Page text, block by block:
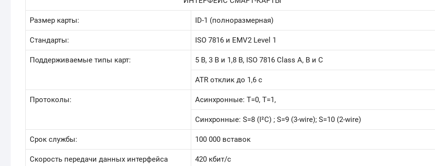
Размер карты: ID-1 (полноразмерная)
Стандарты: ISO 7816 и EMV2 Level 1
Поддерживаемые типы карт: 5 В, 3 В и 1,8 В, ISO 7816 Class A, B и C
ATR отклик до 1,6 с
Протоколы: Асинхронные: T=0, T=1,
Синхронные: S=8 (I²C) ; S=9 (3-wire); S=10 (2-wire)
Срок службы: 100 000 вставок
Скорость передачи данных интерфейса
420 кбит/с